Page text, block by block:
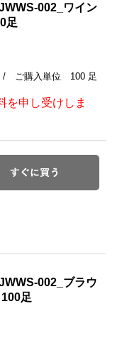
002_ワイン
足
ご購入単位 100 足
を申し受けしま
002_ブラウ
足